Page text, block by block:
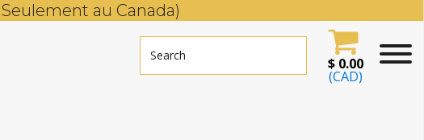
Seulement au Canada)
$0.00
(CAD)